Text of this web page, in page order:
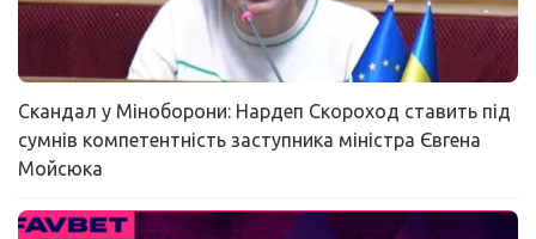
Скандал у Міноборони: Нардеп Скороход ставить під
сумнів компетентність заступника міністра Євгена
Мойсюка